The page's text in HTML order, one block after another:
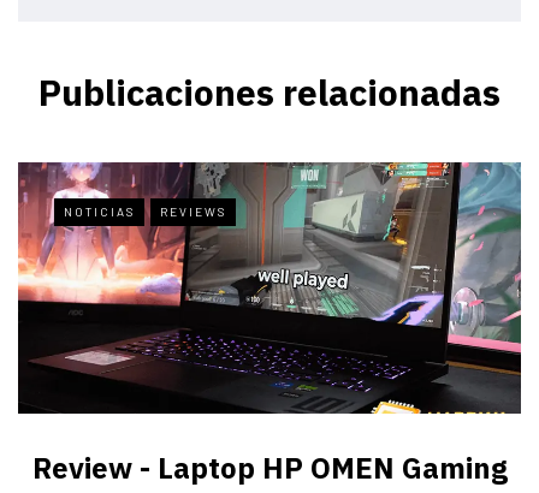
Publicaciones relacionadas
NOTICIAS REVIEWS
Review - Laptop HP OMEN Gaming